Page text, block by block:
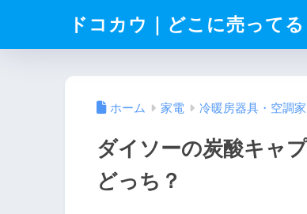
ドコカウ｜どこに売って
ホーム 家電 冷暖房器具・空調
ダイソーの炭酸キャ
どっち？